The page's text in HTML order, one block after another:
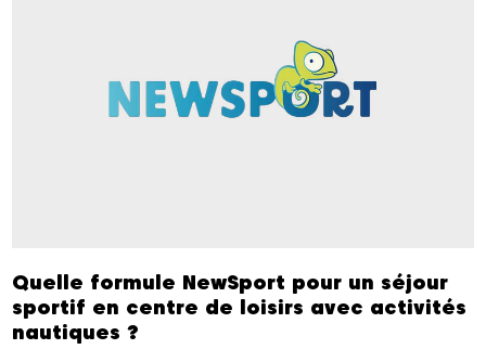
Quelle formule NewSport pour un séjour
sportif en centre de loisirs avec activités
nautiques ?